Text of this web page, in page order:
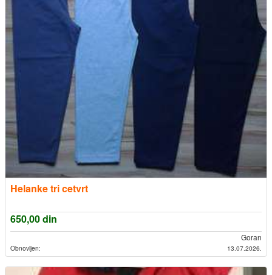
Helanke tri cetvrt
650,00din
Goran
Obnovljen: 13.07.2026.